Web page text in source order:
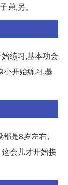
弟,另。
练习,基本功会
小开始练习,基
是8岁左右。
会儿才开始接